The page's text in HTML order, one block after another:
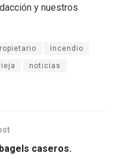
y nuestros
Incendio
noticias
caseros.